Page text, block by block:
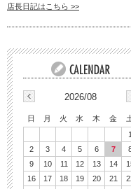
店長日記はこちら >>
2026/08
日 月 火 水 木 金
1
2
3 4 5 6 7
9
10 11 12 13 14
16
17 18 19 20 21